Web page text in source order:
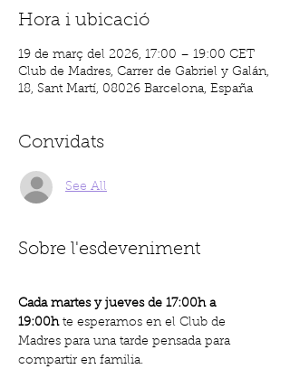
Hora i ubicació
19 de març del 2026, 17:00 – 19:00 CET
Club de Madres, Carrer de Gabriel y Galán,
18, Sant Martí, 08026 Barcelona, España
Convidats
See All
Sobre l'esdeveniment
Cada martes y jueves de 17:00h a
19:00h te esperamos en el Club de
Madres para una tarde pensada para
compartir en familia.